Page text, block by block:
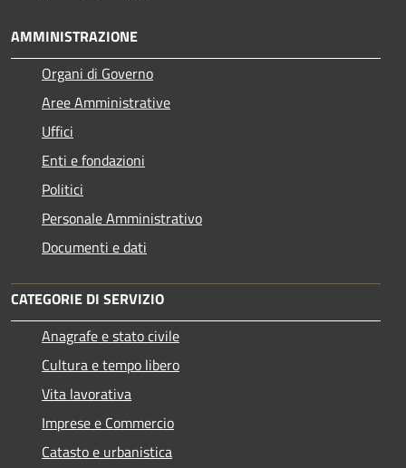
AMMINISTRAZIONE
Organi di Governo
Aree Amministrative
Uffici
Enti e fondazioni
Politici
Personale Amministrativo
Documenti e dati
CATEGORIE DI SERVIZIO
Anagrafe e stato civile
Cultura e tempo libero
Vita lavorativa
Imprese e Commercio
Catasto e urbanistica